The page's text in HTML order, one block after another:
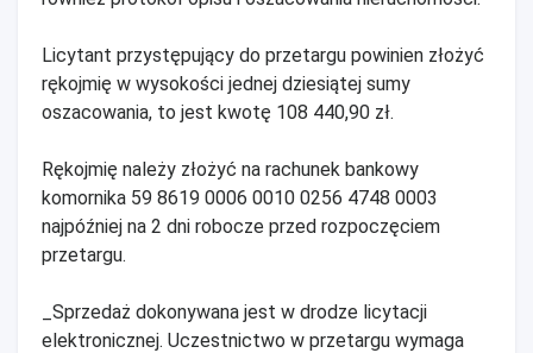
Licytant przystępujący do przetargu powinien złożyć
rękojmię w wysokości jednej dziesiątej sumy
oszacowania, to jest kwotę 108 440,90 zł.
Rękojmię należy złożyć na rachunek bankowy
komornika 59 8619 0006 0010 0256 4748 0003
najpóźniej na 2 dni robocze przed rozpoczęciem
przetargu.
_Sprzedaż dokonywana jest w drodze licytacji
elektronicznej. Uczestnictwo w przetargu wymaga